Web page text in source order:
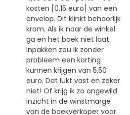
kosten [0,15 euro] van een
envelop. Dit klinkt behoorlijk
krom. Als ik naar de winkel
ga en het boek niet laat
inpakken zou ik zonder
probleem een korting
kunnen krijgen van 5,50
euro. Dat lukt vast en zeker
niet! Of krijg ik zo ongewild
inzicht in de winstmarge
van de boekverkoper voor